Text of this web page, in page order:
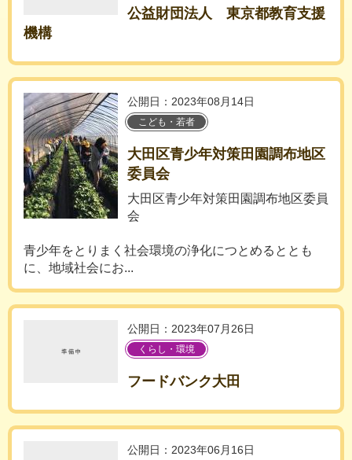
公益財団法人 東京都教育支援
機構
公開日：2023年08月14日
こども・若者
大田区青少年対策田園調布地区
委員会
大田区青少年対策田園調布地区委員
会
青少年をとりまく社会環境の浄化につとめるととも
に、地域社会にお...
公開日：2023年07月26日
くらし・環境
フードバンク大田
公開日：2023年06月16日